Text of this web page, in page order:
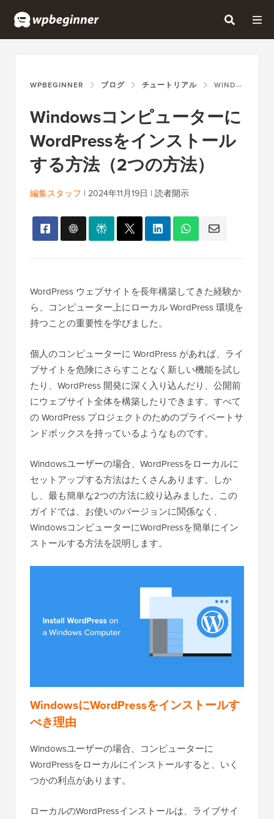
WPBEGINNER ブログ チュートリアル WINDOWSコンピューターにWORDPRESSをインストールする方法（2つの方法）
Windowsコンピューターに
WordPressをインストール
する方法（2つの方法）
編集スタッフ | 2024年11月19日 | 読者開示
WordPress ウェブサイトを長年構築してきた経験か
ら、コンピューター上にローカル WordPress 環境を
持つことの重要性を学びました。
個人のコンピューターに WordPress があれば、ライ
ブサイトを危険にさらすことなく新しい機能を試し
たり、WordPress 開発に深く入り込んだり、公開前
にウェブサイト全体を構築したりできます。すべて
の WordPress プロジェクトのためのプライベートサ
ンドボックスを持っているようなものです。
Windowsユーザーの場合、WordPressをローカルに
セットアップする方法はたくさんあります。しか
し、最も簡単な2つの方法に絞り込みました。この
ガイドでは、お使いのバージョンに関係なく、
WindowsコンピューターにWordPressを簡単にイン
ストールする方法を説明します。
WindowsにWordPressをインストールす
べき理由
Windowsユーザーの場合、コンピューターに
WordPressをローカルにインストールすると、いく
つかの利点があります。
ローカルのWordPressインストールは、ライブサイ